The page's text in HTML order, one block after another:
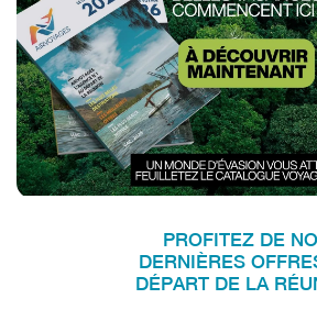
PROFITEZ DE
DERNIÈRES
DÉPART DE LA